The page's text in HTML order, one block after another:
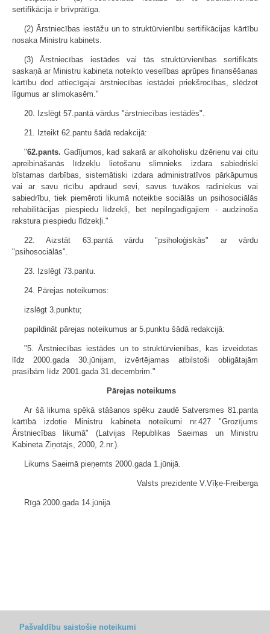
sertifikācija ir brīvprātīga.
(2) Ārstniecības iestāžu un to struktūrvienību sertifikācijas kārtību
nosaka Ministru kabinets.
(3) Ārstniecības iestādes vai tās struktūrvienības sertifikāts
saskaņā ar Ministru kabineta noteikto veselības aprūpes finansēšanas
kārtību dod attiecīgajai ārstniecības iestādei priekšrocības, slēdzot
līgumus ar slimokasēm."
20. Izslēgt 57.pantā vārdus "ārstniecības iestādēs".
21. Izteikt 62.pantu šādā redakcijā:
"62.pants. Gadījumos, kad sakarā ar alkoholisku dzērienu vai citu
apreibināšanās līdzekļu lietošanu slimnieks izdara sabiedriski
bīstamas darbības, sistemātiski izdara administratīvos pārkāpumus
vai ar savu rīcību apdraud sevi, savus tuvākos radiniekus vai
sabiedrību, tiek piemēroti likumā noteiktie sociālās un psihosociālās
rehabilitācijas piespiedu līdzekļi, bet nepilngadīgajiem - audzinoša
rakstura piespiedu līdzekļi."
22. Aizstāt 63.pantā vārdu "psiholoģiskās" ar vārdu
"psihosociālās".
23. Izslēgt 73.pantu.
24. Pārejas noteikumos:
izslēgt 3.punktu;
papildināt pārejas noteikumus ar 5.punktu šādā redakcijā:
"5. Ārstniecības iestādes un to struktūrvienības, kas izveidotas
līdz 2000.gada 30.jūnijam, izvērtējamas atbilstoši obligātajām
prasībām līdz 2001.gada 31.decembrim."
Pārejas noteikums
Ar šā likuma spēkā stāšanos spēku zaudē Satversmes 81.panta
kārtībā izdotie Ministru kabineta noteikumi nr.427 "Grozījums
Ārstniecības likumā" (Latvijas Republikas Saeimas un Ministru
Kabineta Ziņotājs, 2000, 2.nr.).
Likums Saeimā pieņemts 2000.gada 1.jūnijā.
Valsts prezidente V.Vīķe-Freiberga
Rīgā 2000.gada 14.jūnijā
Pašvaldību saistošie noteikumi